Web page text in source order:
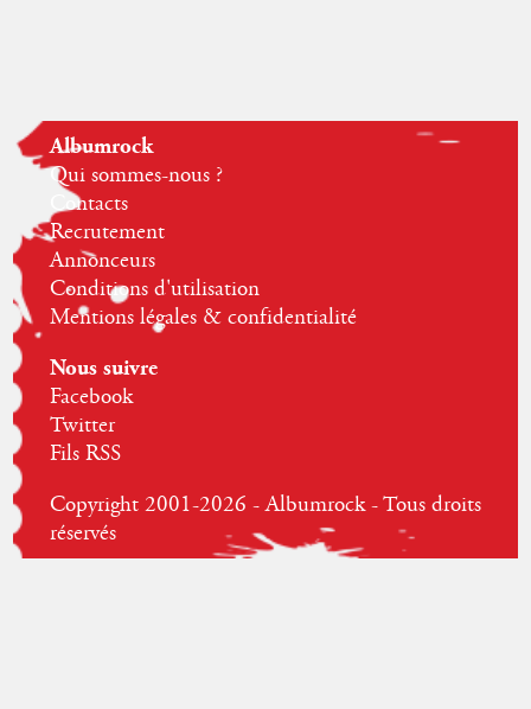
Albumrock
Qui sommes-nous ?
Contacts
Recrutement
Annonceurs
Conditions d'utilisation
Mentions légales & confidentialité
Nous suivre
Facebook
Twitter
Fils RSS
Copyright 2001-2026 - Albumrock - Tous droits
réservés